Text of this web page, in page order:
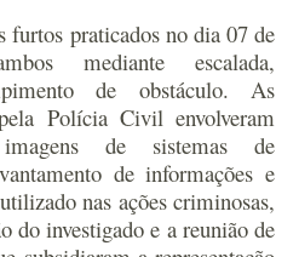
furtos praticados no dia 07 de
mediante escalada,
de obstáculo. As
Polícia Civil envolveram
de sistemas de
de informações e
nas ações criminosas,
do investigado e a reunião de